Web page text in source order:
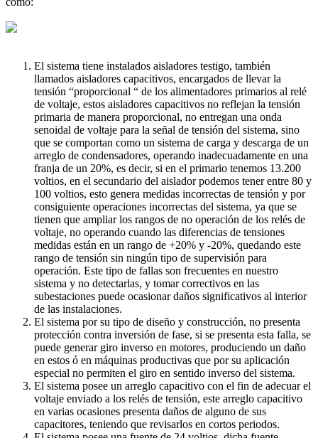
El sistema tiene instalados aisladores testigo, también
llamados aisladores capacitivos, encargados de llevar la
tensión “proporcional “ de los alimentadores primarios al relé
de voltaje, estos aisladores capacitivos no reflejan la tensión
primaria de manera proporcional, no entregan una onda
senoidal de voltaje para la señal de tensión del sistema, sino
que se comportan como un sistema de carga y descarga de un
arreglo de condensadores, operando inadecuadamente en una
franja de un 20%, es decir, si en el primario tenemos 13.200
voltios, en el secundario del aislador podemos tener entre 80 y
100 voltios, esto genera medidas incorrectas de tensión y por
consiguiente operaciones incorrectas del sistema, ya que se
tienen que ampliar los rangos de no operación de los relés de
voltaje, no operando cuando las diferencias de tensiones
medidas están en un rango de +20% y -20%, quedando este
rango de tensión sin ningún tipo de supervisión para
operación. Este tipo de fallas son frecuentes en nuestro
sistema y no detectarlas, y tomar correctivos en las
subestaciones puede ocasionar daños significativos al interior
de las instalaciones.
El sistema por su tipo de diseño y construcción, no presenta
protección contra inversión de fase, si se presenta esta falla, se
puede generar giro inverso en motores, produciendo un daño
en estos ó en máquinas productivas que por su aplicación
especial no permiten el giro en sentido inverso del sistema.
El sistema posee un arreglo capacitivo con el fin de adecuar el
voltaje enviado a los relés de tensión, este arreglo capacitivo
en varias ocasiones presenta daños de alguno de sus
capacitores, teniendo que revisarlos en cortos periodos.